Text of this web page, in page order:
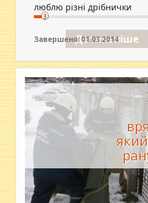
Завершено: 01.03.2014
люблю різні дрібнички
3
Детальніше